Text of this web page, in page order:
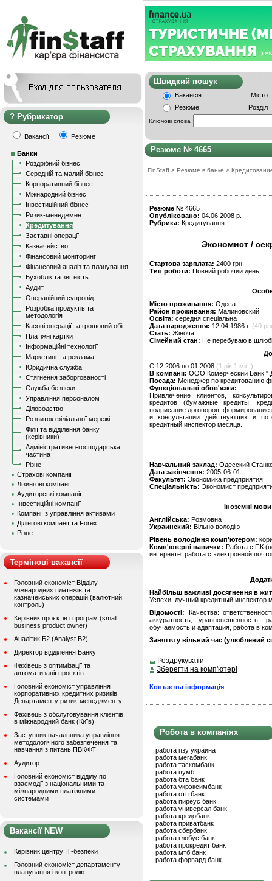
Рубрикатор
Вакансії Резюме
Банки
Роздрібний бізнес
Середній та малий бізнес
Корпоративний бізнес
Міжнародний бізнес
Інвестиційний бізнес
Ризик-менеджмент
Кредитування
Заставні операції
Казначейство
Фінансовий моніторинг
Фінансовий аналіз та планування
Бухоблік та звітність
Аудит
Операційний супровід
Розробка продуктів та
методологія
Касові операції та грошовий обіг
Платіжні картки
Інформаційні технології
Маркетинг та реклама
Юридична служба
Стягнення заборгованості
Служба безпеки
Управління персоналом
Діловодство
Розвиток філіальної мережі
Філії та відділення банку
(керівники)
Адміністративно-господарська
частина
Різне
Страхові компанії
Лізингові компанії
Аудиторські компанії
Інвестиційні компанії
Компанії з управління активами
Ділінгові компанії та Forex
Різне
Термінові вакансії
Головний економіст Відділу
міжнародних платежів та
казначейських операцій (валютний
контроль)
Керівник проєктів і програм (small
business product owner)
Аналітик Б2 (Analyst B2)
Директор відділення Банку
Фахівець з оптимізації та
автоматизації проєктів
Головний економіст управління
корпоративних кредитних ризиків
Департаменту ризик-менеджменту
Фахівець з обслуговування клієнтів
в міжнародний банк (Київ)
Заступник начальника управління
методологічного забезпечення та
навчання з питань ПВК/ФТ
Аудитор
Головний економіст відділу по
взаємодії з національними та
міжнародними платіжними
системами
Вакансії NEW
Керівник центру ІТ-безпеки
Головний економіст департаменту
планування і контролю
Швидкий
Вакансія
Місто
Резюме
Розділ
Ключові слова
Резюме № 4665
FinStaff > Резюме в банке >
Резюме № 4665
Опубліковано: 04.06.2008 р.
Рубрика: Кредитування
Экономист /
Стартова зарплата: 2400 грн.
Тип роботи: Повний робочий день
Місто проживання: Одеса
Район проживання: Малиновский
Освіта: середня спеціальна
Дата народження: 12.04.1986 г. (40
Стать: Жіноча
Сімейний стан: Не перебуваю в
C 12.2006 по 01.2008 (1 рік 1 міс.)
В компанії: ООО Комерческий Банк "
Посада: Менеджер по кредитованию
Функціональні обов'язки:
Привлечение клиентов,
кредитов (бумажные кредиты,
подписание договоров, формирование
и консультации действующих и
кредитный инспектор месяца.
Навчальний заклад: Одесский
Дата закінчення: 2005-06-01
Факультет: Экономика предприятия
Спеціальність: Экономист
Іноземні
Англійська: Розмовна
Украинский: Вільно володію
Рівень володіння комп'ютером:
Комп'ютерні навички: Работа с ПК
интернете, работа с электронной
Найбільш важливі досягнення в
Успехи: лучший кредитный инспектор
Відомості: Качества:
аккуратность,
обучаемость и адаптация, работа в
Заняття у вільний час (улюблений
Роздрукувати
Зберегти на комп'ютері
Контактна інформація
Робота в компаніях
работа пзу украина
работа мегабанк
работа таскомбанк
работа пумб
работа бта банк
работа укрэксимбанк
работа отп банк
работа пиреус банк
работа универсал банк
работа кредобанк
работа приватбанк
работа сбербанк
работа глобус банк
работа прокредит банк
работа мтб банк
работа форвард банк